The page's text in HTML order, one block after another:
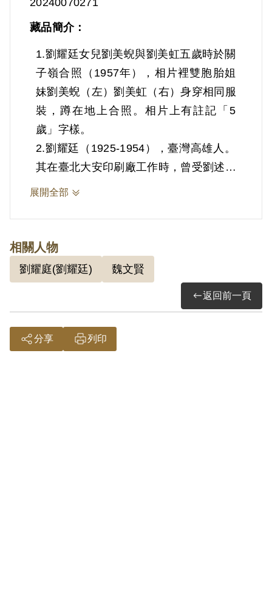
20240070271
藏品簡介：
1.劉耀廷女兒劉美蜺與劉美虹五歲時於關
子嶺合照（1957年），相片裡雙胞胎姐
妹劉美蜺（左）劉美虹（右）身穿相同服
裝，蹲在地上合照。相片上有註記「5
歲」字樣。
2.劉耀廷（1925-1954），臺灣高雄人。
其在臺北大安印刷廠工作時，曾受劉述生
召集，與魏文賢、方阿運、蕭慶璋、吳
獻」、「中華人民共和國國歌」及新聞論
文等。後經劉述生吸收參加叛亂組織，復
受召集開會，由其宣佈所參加之組織名稱
為「TL支部」，告誡前所印刷之文件應
押。1953年經臺灣省保安司令部以《懲
展開全部
相關人物
劉耀庭(劉耀廷) 魏文賢
返回前一頁
分享 列印